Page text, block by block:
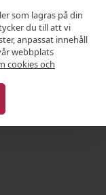
som lagras på din
du till att vi
anpassat innehåll
webbplats
cookies och